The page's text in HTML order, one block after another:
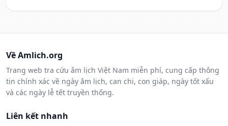
Về Amlich.org
Trang web tra cứu âm lịch Việt Nam miễn phí, cung cấp thông
tin chính xác về ngày âm lịch, can chi, con giáp, ngày tốt xấu
và các ngày lễ tết truyền thống.
Liên kết nhanh